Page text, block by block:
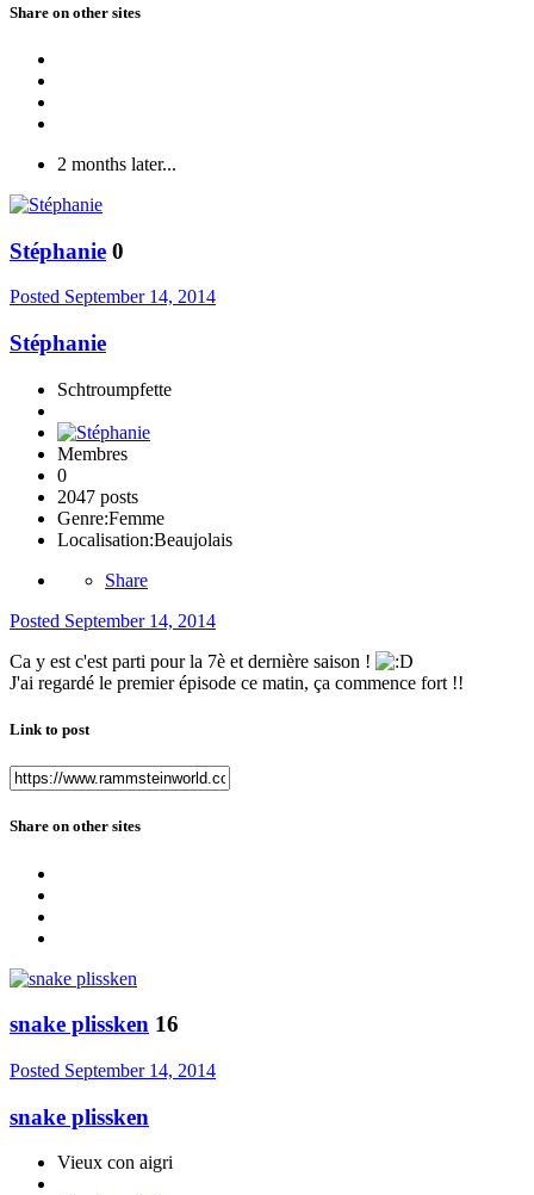
Share on other sites
2 months later...
Stéphanie 0
Posted September 14, 2014
Stéphanie
Schtroumpfette
Membres
0
2047 posts
Genre:Femme
Localisation:Beaujolais
Share
Posted September 14, 2014
Ca y est c'est parti pour la 7è et dernière saison !
J'ai regardé le premier épisode ce matin, ça commence fort !!
Link to post
Share on other sites
snake plissken 16
Posted September 14, 2014
snake plissken
Vieux con aigri